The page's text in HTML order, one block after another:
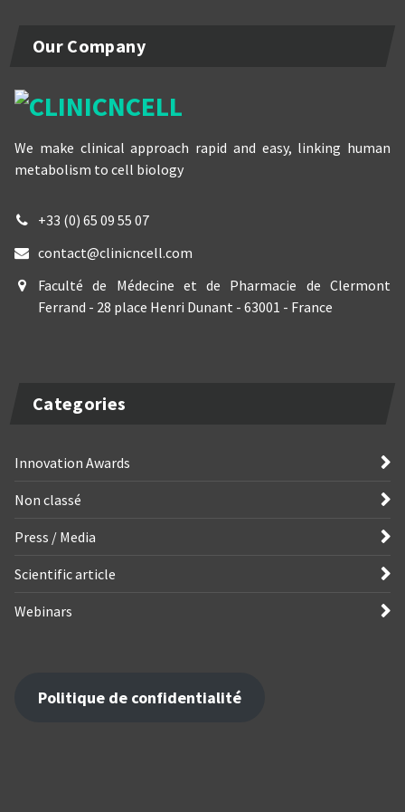
Our Company
We make clinical approach rapid and easy, linking human
metabolism to cell biology
+33 (0) 65 09 55 07
contact@clinicncell.com
Faculté de Médecine et de Pharmacie de Clermont
Ferrand - 28 place Henri Dunant - 63001 - France
Categories
Innovation Awards
Non classé
Press / Media
Scientific article
Webinars
Politique de confidentialité